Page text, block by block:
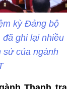
kỳ Đảng bộ
ghi lại nhiều
sử của ngành